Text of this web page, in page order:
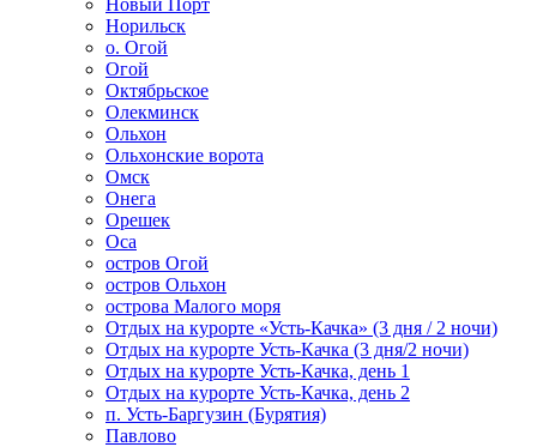
Новый Порт
Норильск
о. Огой
Огой
Октябрьское
Олекминск
Ольхон
Ольхонские ворота
Омск
Онега
Орешек
Оса
остров Огой
остров Ольхон
острова Малого моря
Отдых на курорте «Усть-Качка» (3 дня / 2 ночи)
Отдых на курорте Усть-Качка (3 дня/2 ночи)
Отдых на курорте Усть-Качка, день 1
Отдых на курорте Усть-Качка, день 2
п. Усть-Баргузин (Бурятия)
Павлово